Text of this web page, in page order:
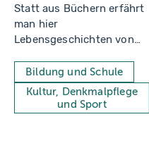
Statt aus Büchern erfährt
man hier
Lebensgeschichten von
Projekt, um Dialog zu
fördern und Vorurteile
abzubauen.
Bildung und Schule
Kultur, Denkmalpflege
und Sport